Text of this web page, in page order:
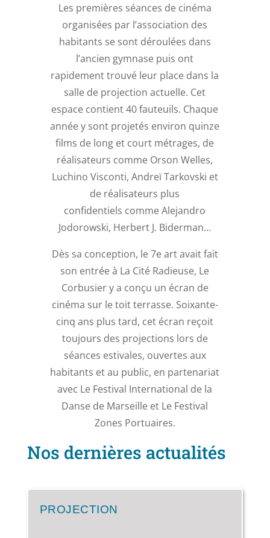
Les premières séances de cinéma
organisées par l’association des
habitants se sont déroulées dans
l’ancien gymnase puis ont
rapidement trouvé leur place dans la
salle de projection actuelle. Cet
espace contient 40 fauteuils. Chaque
année y sont projetés environ quinze
films de long et court métrages, de
réalisateurs comme Orson Welles,
Luchino Visconti, Andreï Tarkovski et
de réalisateurs plus
confidentiels comme Alejandro
Jodorowski, Herbert J. Biderman…
Dès sa conception, le 7e art avait fait
son entrée à La Cité Radieuse, Le
Corbusier y a conçu un écran de
cinéma sur le toit terrasse. Soixante-
cinq ans plus tard, cet écran reçoit
toujours des projections lors de
séances estivales, ouvertes aux
habitants et au public, en partenariat
avec Le Festival International de la
Danse de Marseille et Le Festival
Zones Portuaires.
Nos dernières actualités
PROJECTION